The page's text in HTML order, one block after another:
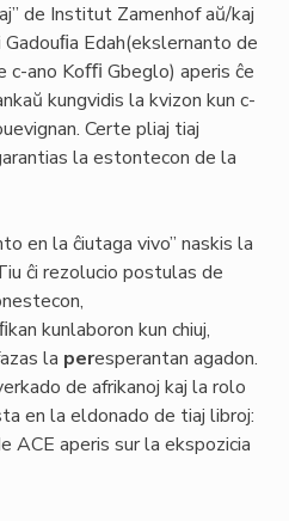
de Institut Zamenhof aŭ/kaj
Edah(ekslernanto de
c-ano Koﬃ Gbeglo) aperis ĉe
kungvidis la kvizon kun c-
Certe pliaj tiaj
la estontecon de la
en la ĉiutaga vivo” naskis la
ĉi rezolucio postulas de
kunlaboron kun chiuj,
la peresperantan agadon.
de afrikanoj kaj la rolo
en la eldonado de tiaj libroj:
ACE aperis sur la ekspozicia